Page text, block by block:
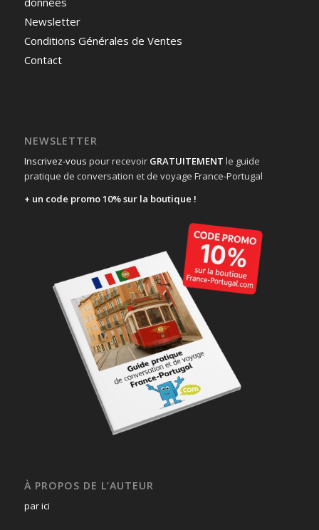
Newsletter
Conditions Générales de Ventes
Contact
NEWSLETTER
Inscrivez-vous pour recevoir GRATUITEMENT le guide
pratique de conversation et de voyage France-Portugal
+ un code promo 10% sur la boutique !
À PROPOS DE L’AUTEUR
par ici